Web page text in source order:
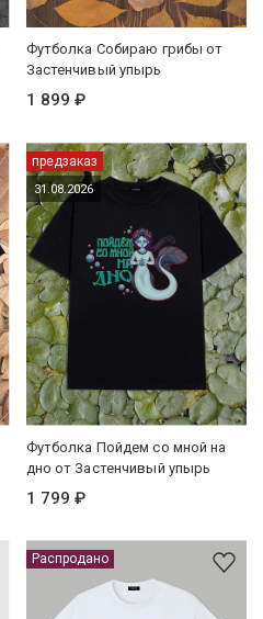
Футболка Собираю грибы от
Застенчивый упырь
1 899 ₽
предзаказ
31.08.2026
Футболка Пойдем со мной на
дно от Застенчивый упырь
1 799 ₽
Распродано